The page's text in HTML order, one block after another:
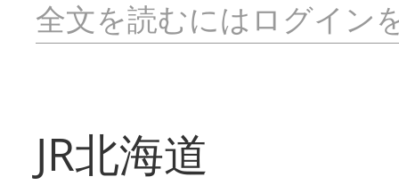
全文を読むにはログイン
JR北海道